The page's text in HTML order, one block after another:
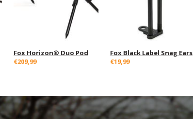
Fox Horizon® Duo Pod
€209,99
Fox Black Label Snag Ears
€19,99